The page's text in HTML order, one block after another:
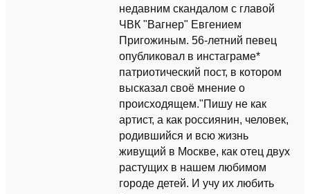
недавним скандалом с главой
ЧВК "Вагнер" Евгением
Пригожиным. 56-летний певец
опубликовал в инстаграме*
патриотический пост, в котором
высказал своё мнение о
происходящем."Пишу не как
артист, а как россиянин, человек,
родившийся и всю жизнь
живущий в Москве, как отец двух
растущих в нашем любимом
городе детей. И учу их любить